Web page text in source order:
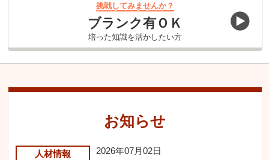
挑戦してみませんか？
ブランク有ＯＫ
培った知識を活かしたい方
お知らせ
人材情報
2026年07月02日